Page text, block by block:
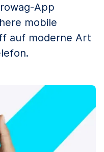
App
mobile
auf moderne Art